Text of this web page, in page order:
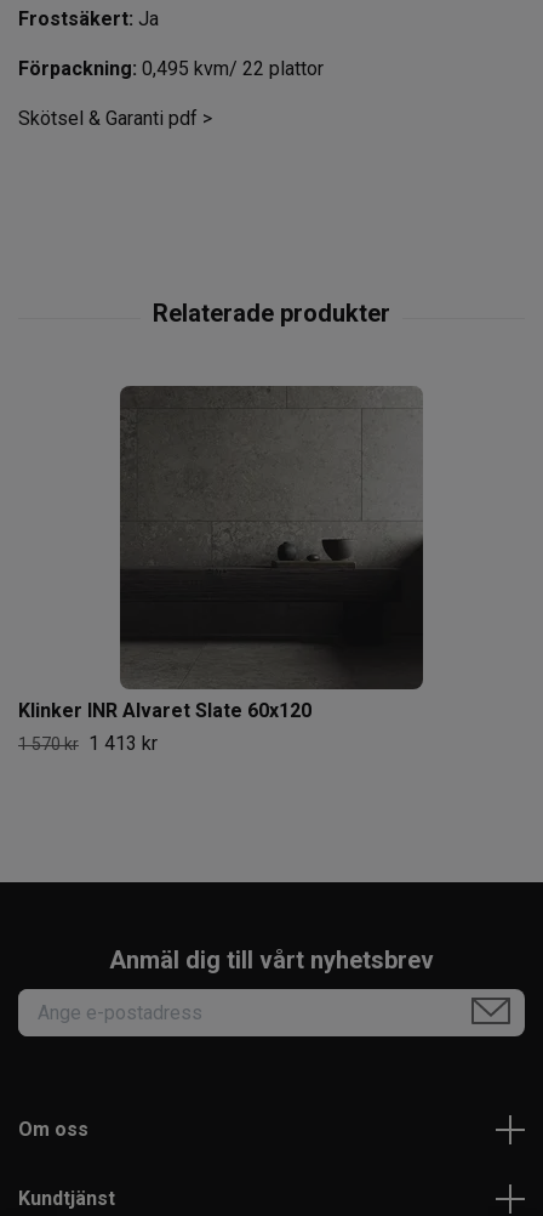
Frostsäkert: Ja
Förpackning: 0,495 kvm/ 22 plattor
Skötsel & Garanti pdf >
Klinker INR Alvaret Slate 60x120
1 570 kr 1 413 kr
Anmäl dig till vårt nyhetsbrev
Om oss
Kundtjänst